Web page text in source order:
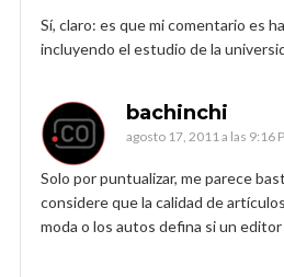
Sí, claro: es que mi comentario es
incluyendo el estudio de la
bachinchi
agosto 17, 2011 a las 9:16
Solo por puntualizar, me parece
considere que la calidad de
moda o los autos defina si un